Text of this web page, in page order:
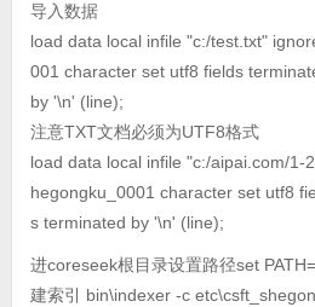
导入数据
load data local infile "c:/test.txt"
001 character set utf8 fields
by '\n' (line);
注意TXT文档必须为UTF8格式
load data local infile "c:/aipai.com/1-
hegongku_0001 character set utf8
s terminated by '\n' (line);
进coreseek根目录设置路径set
建索引 bin\indexer -c